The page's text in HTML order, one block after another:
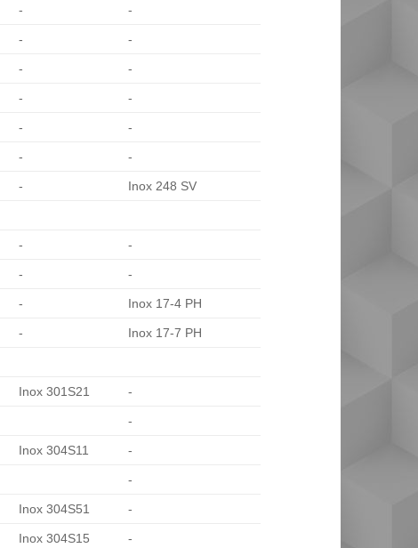
- -
- -
- -
- -
- -
- -
- Inox 248 SV
- -
- -
- Inox 17-4 PH
- Inox 17-7 PH
Inox 301S21 -
-
Inox 304S11 -
-
Inox 304S51 -
Inox 304S15 -